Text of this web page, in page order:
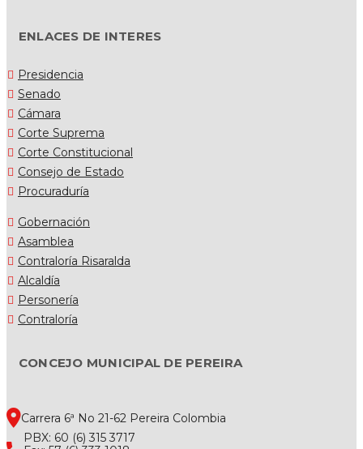
ENLACES DE INTERES
Presidencia
Senado
Cámara
Corte Suprema
Corte Constitucional
Consejo de Estado
Procuraduría
Gobernación
Asamblea
Contraloría Risaralda
Alcaldía
Personería
Contraloría
CONCEJO MUNICIPAL DE PEREIRA
Carrera 6ª No 21-62 Pereira Colombia
PBX: 60 (6) 315 3717